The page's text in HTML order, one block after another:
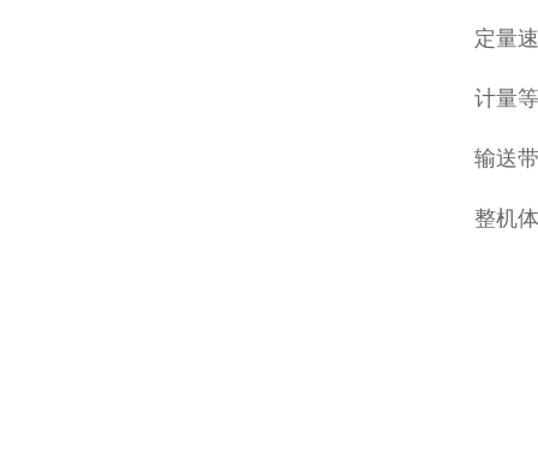
定量
计量
输送
整机